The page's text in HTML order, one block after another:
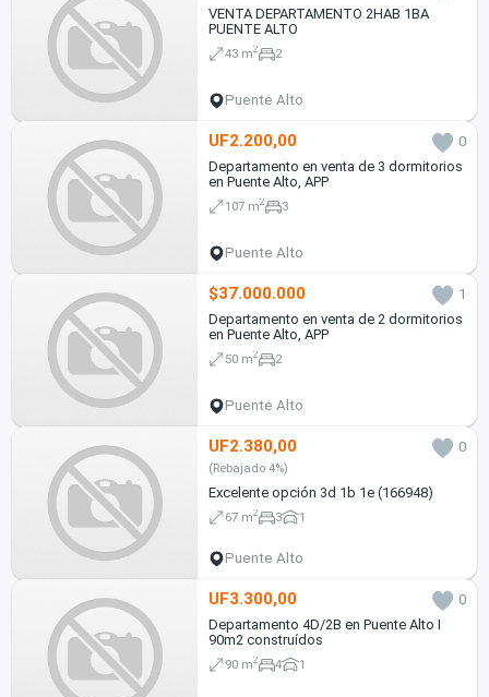
VENTA DEPARTAMENTO 2HAB 1BA
PUENTE ALTO
43 m2 2
Puente Alto
UF2.200,00
0
Departamento en venta de 3 dormitorios
en Puente Alto, APP
107 m2 3
Puente Alto
$37.000.000
1
Departamento en venta de 2 dormitorios
en Puente Alto, APP
50 m2 2
Puente Alto
UF2.380,00 0
(Rebajado 4%)
Excelente opción 3d 1b 1e (166948)
67 m2 3 1
Puente Alto
UF3.300,00
0
Departamento 4D/2B en Puente Alto I
90m2 construídos
90 m2 4 1